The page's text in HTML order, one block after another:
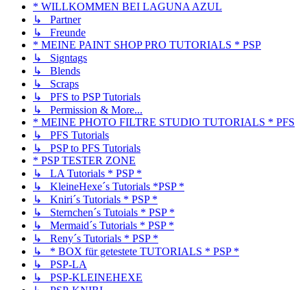
* WILLKOMMEN BEI LAGUNA AZUL
↳ Partner
↳ Freunde
* MEINE PAINT SHOP PRO TUTORIALS * PSP
↳ Signtags
↳ Blends
↳ Scraps
↳ PFS to PSP Tutorials
↳ Permission & More...
* MEINE PHOTO FILTRE STUDIO TUTORIALS * PFS
↳ PFS Tutorials
↳ PSP to PFS Tutorials
* PSP TESTER ZONE
↳ LA Tutorials * PSP *
↳ KleineHexe´s Tutorials *PSP *
↳ Kniri´s Tutorials * PSP *
↳ Sternchen´s Tutoials * PSP *
↳ Mermaid´s Tutorials * PSP *
↳ Reny´s Tutorials * PSP *
↳ * BOX für getestete TUTORIALS * PSP *
↳ PSP-LA
↳ PSP-KLEINEHEXE